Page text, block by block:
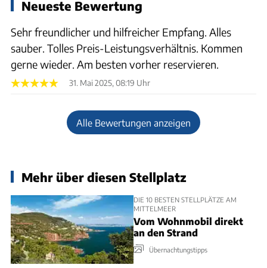
Neueste Bewertung
Sehr freundlicher und hilfreicher Empfang. Alles
sauber. Tolles Preis-Leistungsverhältnis. Kommen
gerne wieder. Am besten vorher reservieren.
31. Mai 2025, 08:19 Uhr
Alle Bewertungen anzeigen
Mehr über diesen Stellplatz
DIE 10 BESTEN STELLPLÄTZE AM
MITTELMEER
Vom Wohnmobil direkt
an den Strand
Übernachtungstipps